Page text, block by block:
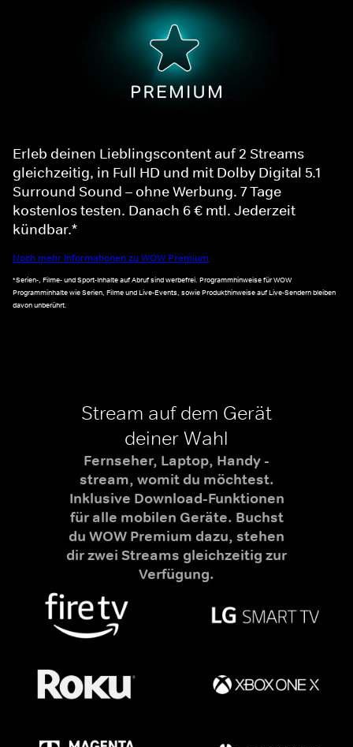
Erleb deinen Lieblingscontent auf 2 Streams
gleichzeitig, in Full HD und mit Dolby Digital 5.1
Surround Sound – ohne Werbung. 7 Tage
kostenlos testen. Danach 6 € mtl. Jederzeit
kündbar.*
Noch mehr Informationen zu WOW Premium
*Serien-, Filme- und Sport-Inhalte auf Abruf sind werbefrei. Programmhinweise für WOW
Programminhalte wie Serien, Filme und Live-Events, sowie Produkthinweise auf Live-Sendern bleiben
davon unberührt.
Stream auf dem Gerät
deiner Wahl
Fernseher, Laptop, Handy -
stream, womit du möchtest.
Inklusive Download-Funktionen
für alle mobilen Geräte. Buchst
du WOW Premium dazu, stehen
dir zwei Streams gleichzeitig zur
Verfügung.